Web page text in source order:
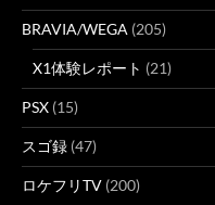
BRAVIA/WEGA (205)
X1体験レポート (21)
PSX (15)
スゴ録 (47)
ロケフリTV (200)